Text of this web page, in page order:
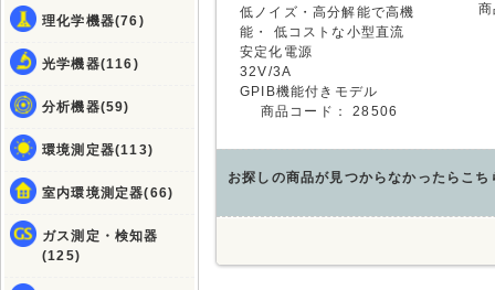
理化学機器(76)
光学機器(116)
分析機器(59)
環境測定器(113)
室内環境測定器(66)
ガス測定・検知器
(125)
低ノイズ・高分解能で高機
能・ 低コストな小型直流
安定化電源
32V/3A
GPIB機能付きモデル
商品コード：28506
お探しの商品が見つからなかったらこち